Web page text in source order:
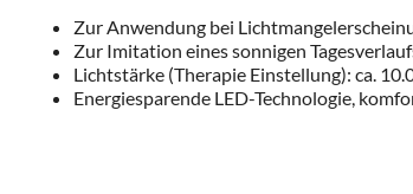
Zur Anwendung bei
Zur Imitation eines sonnigen
Lichtstärke (Therapie Einstellung): ca.
Energiesparende LED-Technologie,